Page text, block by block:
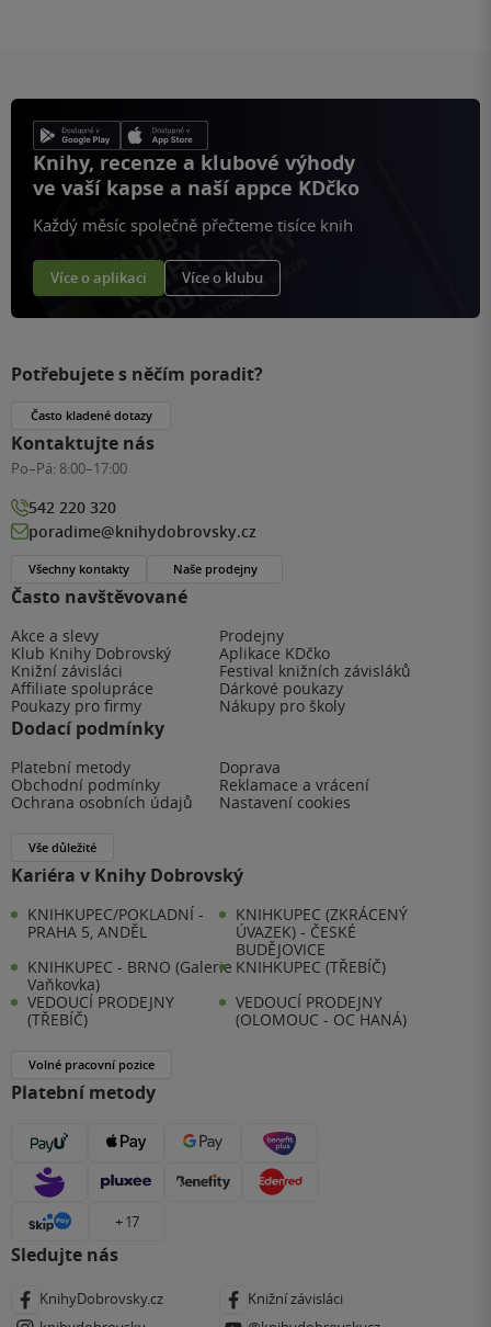
Knihy, recenze a klubové výhody
ve vaší kapse a naší appce KDčko
Každý měsíc společně přečteme tisíce knih
Více o aplikaci Více o klubu
Často navštěvované
Akce a slevy
Prodejny
Klub Knihy Dobrovský
Aplikace KDčko
Knižní závisláci
Festival knižních závisláků
Affiliate spolupráce
Dárkové poukazy
Poukazy pro firmy
Nákupy pro školy
Dodací podmínky
Platební metody
Doprava
Obchodní podmínky
Reklamace a vrácení
Ochrana osobních údajů
Nastavení cookies
Vše důležité
Kariéra v Knihy Dobrovský
KNIHKUPEC/POKLADNÍ -
PRAHA 5, ANDĚL
KNIHKUPEC (ZKRÁCENÝ
ÚVAZEK) - ČESKÉ
BUDĚJOVICE
KNIHKUPEC - BRNO (Galerie
Vaňkovka)
KNIHKUPEC (TŘEBÍČ)
VEDOUCÍ PRODEJNY
(TŘEBÍČ)
VEDOUCÍ PRODEJNY
(OLOMOUC - OC HANÁ)
Volné pracovní pozice
Platební metody
+ 17
Sledujte nás
KnihyDobrovsky.cz
Knižní závisláci
Potřebujete s něčím poradit?
Často kladené dotazy
Kontaktujte nás
Po–Pá: 8:00–17:00
542 220 320
poradime@knihydobrovsky.cz
Všechny kontakty Naše prodejny